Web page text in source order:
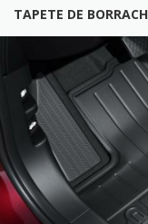
TAPETE DE